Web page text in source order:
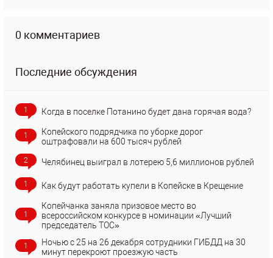
0 комментариев
Последние обсуждения
1 Когда в поселке Потанино будет дана горячая вода?
1
Копейского подрядчика по уборке дорог
оштрафовали на 600 тысяч рублей
2 Челябинец выиграл в лотерею 5,6 миллионов рублей
1 Как будут работать купели в Копейске в Крещение
1
Копейчанка заняла призовое место во
всероссийском конкурсе в номинации «Лучший
председатель ТОС»
1
Ночью с 25 на 26 декабря сотрудники ГИБДД на 30
минут перекроют проезжую часть